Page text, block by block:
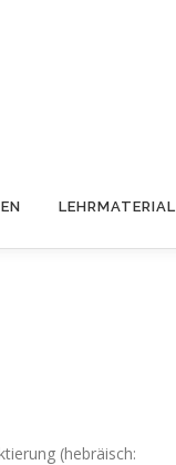
LEHRMATERIAL
(hebräisch: